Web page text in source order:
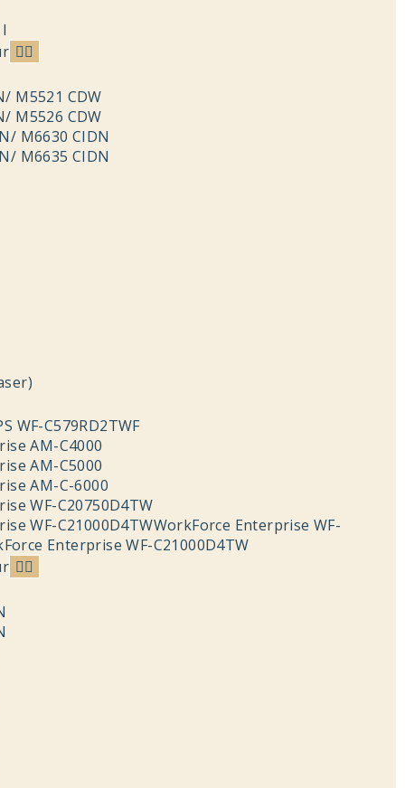
M5521 CDW
M5526 CDW
M6630 CIDN
M6635 CIDN
WF-C579RD2TWF
AM-C4000
AM-C5000
AM-C-6000
WF-C20750D4TW
WF-C21000D4TWWorkForce Enterprise WF-
Enterprise WF-C21000D4TW